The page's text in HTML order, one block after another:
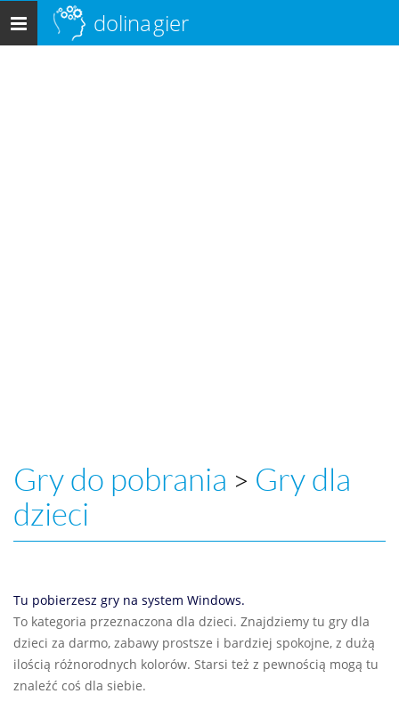
Menu
główne
dolinagier
Gry do pobrania > Gry dla
dzieci
Tu pobierzesz gry na system Windows.
To kategoria przeznaczona dla dzieci. Znajdziemy tu gry dla
dzieci za darmo, zabawy prostsze i bardziej spokojne, z dużą
ilością różnorodnych kolorów. Starsi też z pewnością mogą tu
znaleźć coś dla siebie.